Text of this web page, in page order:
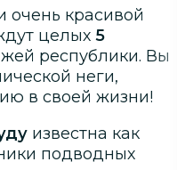
очень красивой
целых 5
республики. Вы
неги,
в своей жизни!
известна как
подводных